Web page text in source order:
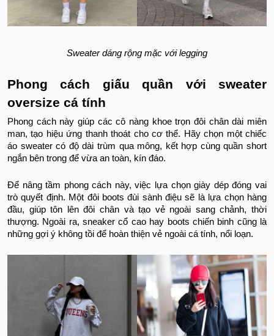
Sweater dáng rộng mặc với legging
Phong cách giấu quần với sweater
oversize cá tính
Phong cách này giúp các cô nàng khoe trọn đôi chân dài miên
man, tạo hiệu ứng thanh thoát cho cơ thể. Hãy chọn một chiếc
áo sweater có độ dài trùm qua mông, kết hợp cùng quần short
ngắn bên trong để vừa an toàn, kín đáo.
Để nâng tầm phong cách này, việc lựa chọn giày dép đóng vai
trò quyết định. Một đôi boots đùi sành điệu sẽ là lựa chọn hàng
đầu, giúp tôn lên đôi chân và tạo vẻ ngoài sang chảnh, thời
thượng. Ngoài ra, sneaker cổ cao hay boots chiến binh cũng là
những gợi ý không tồi để hoàn thiện vẻ ngoài cá tính, nổi loạn.